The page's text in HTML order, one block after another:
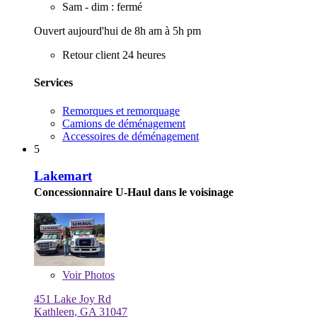
Sam - dim : fermé
Ouvert aujourd'hui de 8h am à 5h pm
Retour client 24 heures
Services
Remorques et remorquage
Camions de déménagement
Accessoires de déménagement
5
Lakemart
Concessionnaire U-Haul dans le voisinage
VoirPhotos
451 Lake Joy Rd
Kathleen, GA 31047